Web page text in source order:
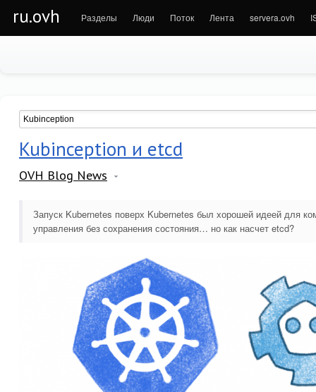
ru.ovh Разделы Люди Поток Лента servera.ovh
Kubinception и etcd
OVH Blog News
Запуск Kubernetes поверх Kubernetes был хорошей идеей для
управления без сохранения состояния… но как насчет etcd?